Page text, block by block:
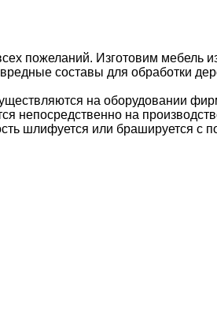
пожеланий. Изготовим
составы для обработки
на оборудовании
непосредственно на
шлифуется или брашируется